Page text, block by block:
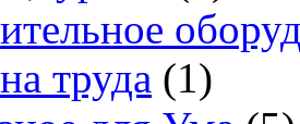
труда (1)